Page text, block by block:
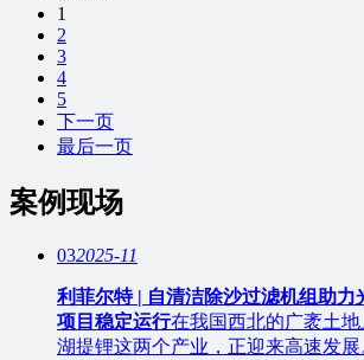
1
2
3
4
5
下一页
最后一页
案例现场
032025-11
利菲尔特 | 自清洁除沙过滤机组助力
项目稳定运行在我国西北的广袤土
湖提锂这两个产业，正迎来高速发